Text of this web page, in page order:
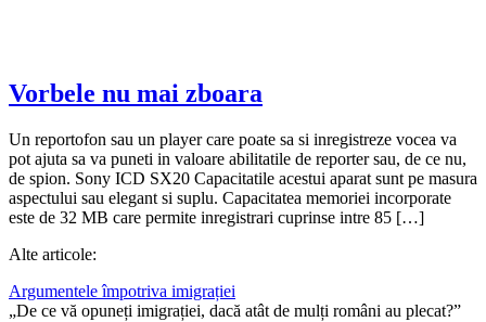
Vorbele nu mai zboara
Un reportofon sau un player care poate sa si inregistreze vocea va
pot ajuta sa va puneti in valoare abilitatile de reporter sau, de ce nu,
de spion. Sony ICD SX20 Capacitatile acestui aparat sunt pe masura
aspectului sau elegant si suplu. Capacitatea memoriei incorporate
este de 32 MB care permite inregistrari cuprinse intre 85 […]
Alte articole:
Argumentele împotriva imigrației
„De ce vă opuneți imigrației, dacă atât de mulți români au plecat?”